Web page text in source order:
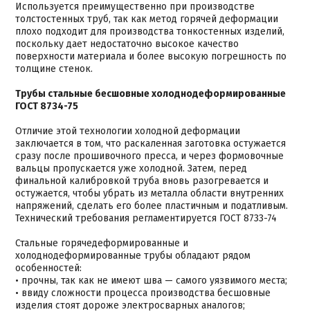
Используется преимущественно при производстве
толстостенных труб, так как метод горячей деформации
плохо подходит для производства тонкостенных изделий,
поскольку дает недостаточно высокое качество
поверхности материала и более высокую погрешность по
толщине стенок.
Трубы стальные бесшовные холоднодеформированные
ГОСТ 8734-75
Отличие этой технологии холодной деформации
заключается в том, что раскаленная заготовка остужается
сразу после прошивочного пресса, и через формовочные
вальцы пропускается уже холодной. Затем, перед
финальной калибровкой труба вновь разогревается и
остужается, чтобы убрать из металла области внутренних
напряжений, сделать его более пластичным и податливым.
Технический требования регламентируется ГОСТ 8733-74
Стальные горячедеформированные и
холоднодеформированные трубы обладают рядом
особенностей:
• прочны, так как не имеют шва — самого уязвимого места;
• ввиду сложности процесса производства бесшовные
изделия стоят дороже электросварных аналогов;